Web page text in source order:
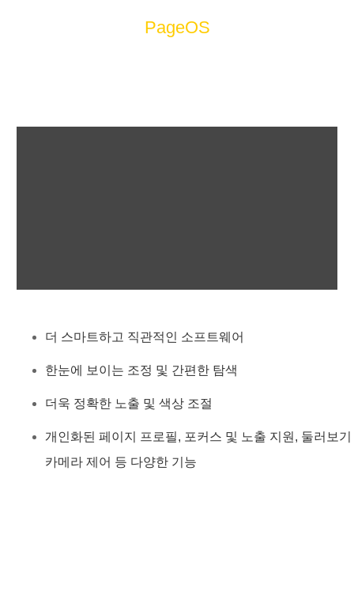
PageOS
더 스마트하고 직관적인 소프트웨어
한눈에 보이는 조정 및 간편한 탐색
더욱 정확한 노출 및 색상 조절
개인화된 페이지 프로필, 포커스 및 노출 지원, 둘러보기
카메라 제어 등 다양한 기능